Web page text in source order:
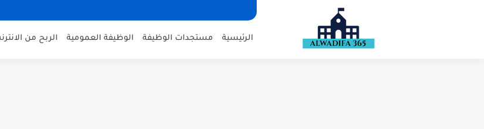
الرئيسية مستجدات الوظيفة الوظيفة العمومية الربح من الانترنت